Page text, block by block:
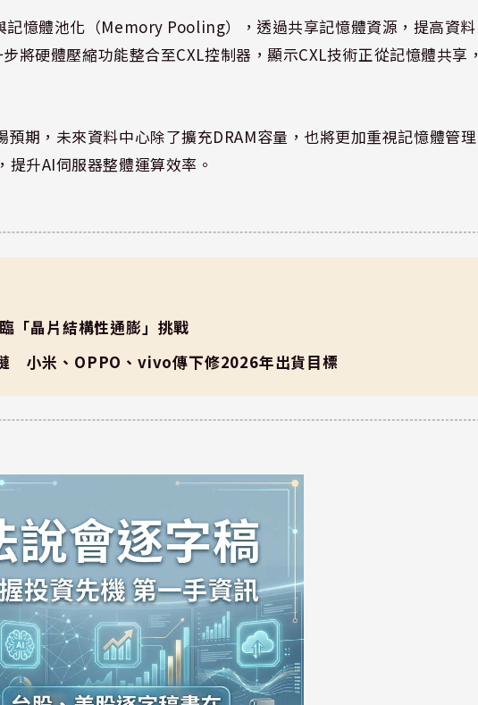
記憶體池化（Memory Pooling），透過共享記憶體資源，提高資料
將硬體壓縮功能整合至CXL控制器，顯示CXL技術正從記憶體共享，
期，未來資料中心除了擴充DRAM容量，也將更加重視記憶體管理
升AI伺服器整體運算效率。
「晶片結構性通膨」挑戰
小米、OPPO、vivo傳下修2026年出貨目標